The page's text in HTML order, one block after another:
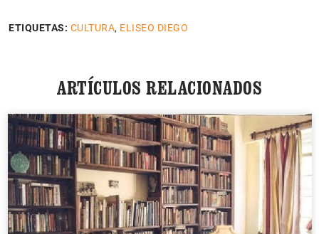
ETIQUETAS: CULTURA, ELISEO DIEGO
ARTÍCULOS RELACIONADOS